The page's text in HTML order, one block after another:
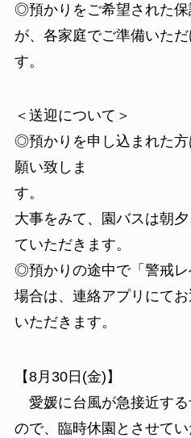
◎預かりをご希望された
が、各家庭でご準備いた
す。
＜送迎について＞
◎預かりを申し込まれた
願い致しま
す
大事をみて、園バスは朝
ていただきます。
◎預かりの途中で「警戒
場合は、連絡アプリにて
いただきます。
【8月30日(金)】
愛媛に台風が急接近す
ので、臨時休園とさせてい